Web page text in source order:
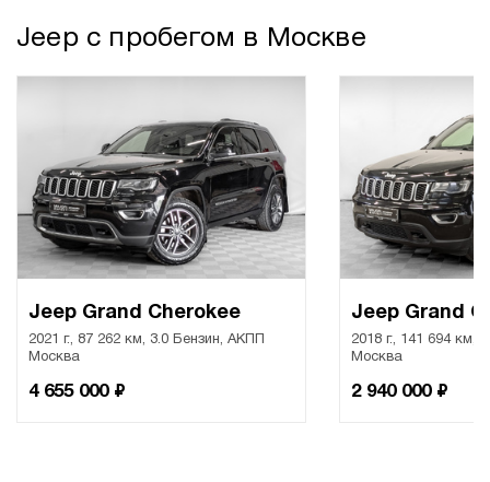
Jeep с пробегом в Москве
Jeep Grand Cherokee
2021 г., 87 262 км, 3.0 Бензин, АКПП
Москва
4 655 000 ₽
Jeep Grand
2018 г., 141 694 км,
Москва
2 940 000 ₽